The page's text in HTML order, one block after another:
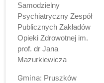
Samodzielny
Psychiatryczny Zespół
Publicznych Zakładów
Opieki Zdrowotnej im.
prof. dr Jana
Mazurkiewicza
Gmina: Pruszków